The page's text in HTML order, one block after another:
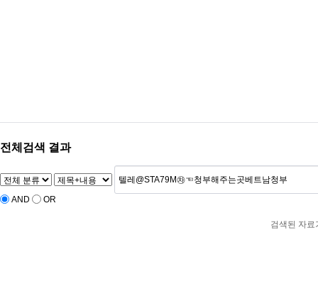
전체검색 결과
AND OR
검색된 자료